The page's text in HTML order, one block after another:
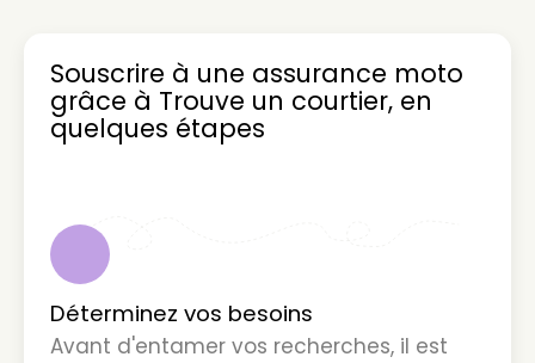
Souscrire à une assurance moto
grâce à Trouve un courtier, en
quelques étapes
Déterminez vos besoins
Avant d'entamer vos recherches, il est